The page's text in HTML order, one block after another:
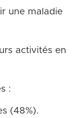
une maladie
activités en
:
(48%).